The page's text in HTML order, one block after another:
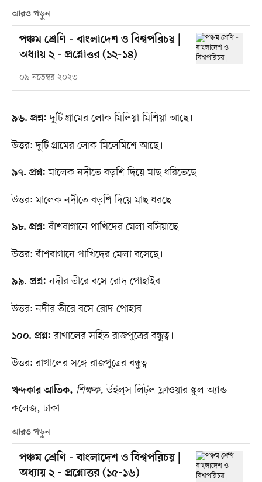
আরও পড়ুন
পঞ্চম শ্রেণি - বাংলাদেশ ও বিশ্বপরিচয় |
অধ্যায় ২ - প্রশ্নোত্তর (১২-১৪)
০৯ নভেম্বর ২০২৩
৯৬. প্রশ্ন: দুটি গ্রামের লোক মিলিয়া মিশিয়া আছে।
উত্তর: দুটি গ্রামের লোক মিলেমিশে আছে।
৯৭. প্রশ্ন: মালেক নদীতে বড়শি দিয়ে মাছ ধরিতেছে।
উত্তর: মালেক নদীতে বড়শি দিয়ে মাছ ধরছে।
৯৮. প্রশ্ন: বাঁশবাগানে পাখিদের মেলা বসিয়াছে।
উত্তর: বাঁশবাগানে পাখিদের মেলা বসেছে।
৯৯. প্রশ্ন: নদীর তীরে বসে রোদ পোহাইব।
উত্তর: নদীর তীরে বসে রোদ পোহাব।
১০০. প্রশ্ন: রাখালের সহিত রাজপুত্রের বন্ধুত্ব।
উত্তর: রাখালের সঙ্গে রাজপুত্রের বন্ধুত্ব।
খন্দকার আতিক, শিক্ষক, উইল্​স লিট্​ল ফ্লাওয়ার স্কুল অ্যান্ড
কলেজ, ঢাকা
আরও পড়ুন
পঞ্চম শ্রেণি - বাংলাদেশ ও বিশ্বপরিচয় |
অধ্যায় ২ - প্রশ্নোত্তর (১৫-১৬)